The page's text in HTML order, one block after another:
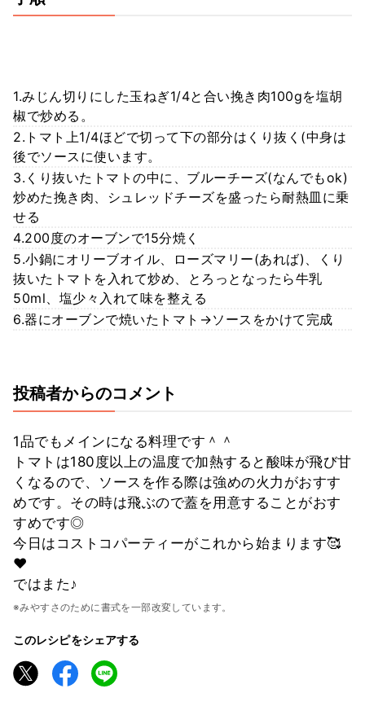
1.みじん切りにした玉ねぎ1/4と合い挽き肉100gを塩胡
椒で炒める。
2.トマト上1/4ほどで切って下の部分はくり抜く(中身は
後でソースに使います。
3.くり抜いたトマトの中に、ブルーチーズ(なんでもok)
炒めた挽き肉、シュレッドチーズを盛ったら耐熱皿に乗
せる
4.200度のオーブンで15分焼く
5.小鍋にオリーブオイル、ローズマリー(あれば)、くり
抜いたトマトを入れて炒め、とろっとなったら牛乳
50ml、塩少々入れて味を整える
6.器にオーブンで焼いたトマト→ソースをかけて完成
投稿者からのコメント
1品でもメインになる料理です＾＾
トマトは180度以上の温度で加熱すると酸味が飛び甘
くなるので、ソースを作る際は強めの火力がおすす
めです。その時は飛ぶので蓋を用意することがおす
すめです◎
今日はコストコパーティーがこれから始まります🥰
❤️
ではまた♪
※みやすさのために書式を一部改変しています。
このレシピをシェアする